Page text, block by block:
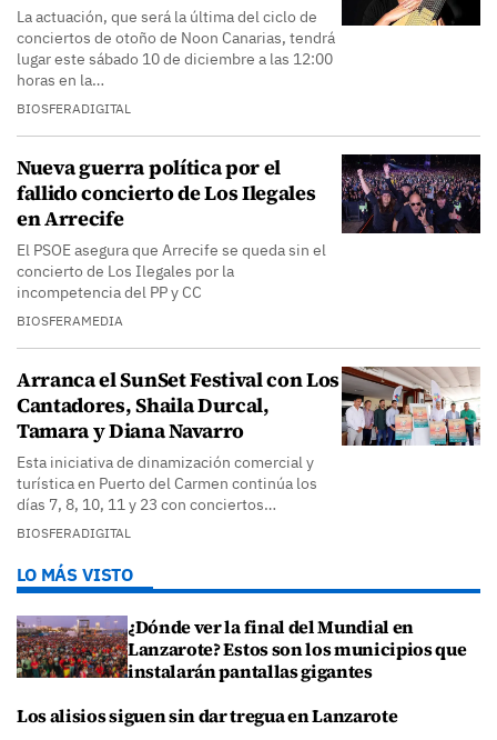
La actuación, que será la última del ciclo de
conciertos de otoño de Noon Canarias, tendrá
lugar este sábado 10 de diciembre a las 12:00
horas en la…
BIOSFERADIGITAL
Nueva guerra política por el
fallido concierto de Los Ilegales
en Arrecife
El PSOE asegura que Arrecife se queda sin el
concierto de Los Ilegales por la
incompetencia del PP y CC
BIOSFERAMEDIA
Arranca el SunSet Festival con Los
Cantadores, Shaila Durcal,
Tamara y Diana Navarro
Esta iniciativa de dinamización comercial y
turística en Puerto del Carmen continúa los
días 7, 8, 10, 11 y 23 con conciertos…
BIOSFERADIGITAL
LO MÁS VISTO
¿Dónde ver la final del Mundial en
Lanzarote? Estos son los municipios que
instalarán pantallas gigantes
Los alisios siguen sin dar tregua en Lanzarote